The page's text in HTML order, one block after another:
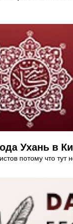
Ухань в
потому что